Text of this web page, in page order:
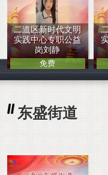
二道区新时代文明
实践中心专职公益
岗刘静
中国人
免费
东盛街道